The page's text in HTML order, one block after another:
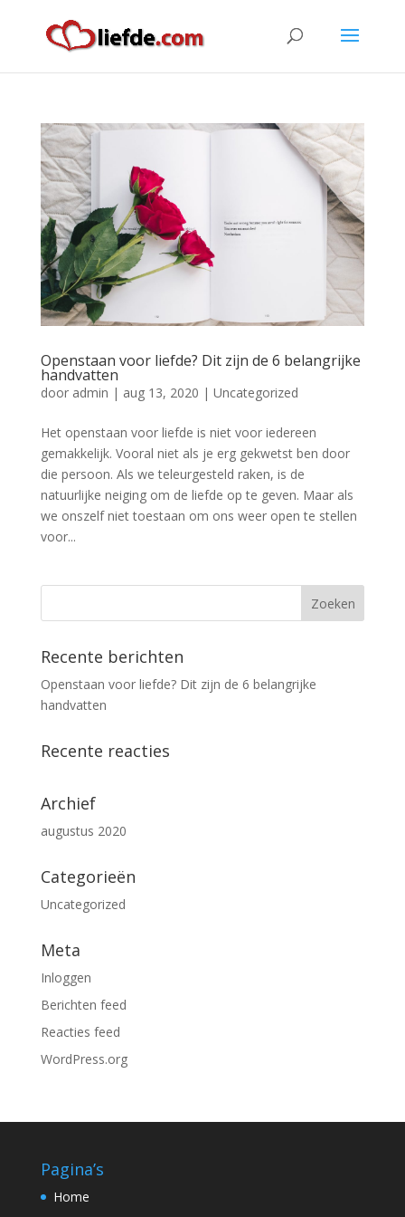
Openstaan voor liefde? Dit zijn de 6 belangrijke
handvatten
door admin | aug 13, 2020 | Uncategorized
Het openstaan voor liefde is niet voor iedereen
gemakkelijk. Vooral niet als je erg gekwetst ben door
die persoon. Als we teleurgesteld raken, is de
natuurlijke neiging om de liefde op te geven. Maar als
we onszelf niet toestaan ​​om ons weer open te stellen
voor...
Recente berichten
Openstaan voor liefde? Dit zijn de 6 belangrijke
handvatten
Recente reacties
Archief
augustus 2020
Categorieën
Uncategorized
Meta
Inloggen
Berichten feed
Reacties feed
WordPress.org
Pagina’s
Home